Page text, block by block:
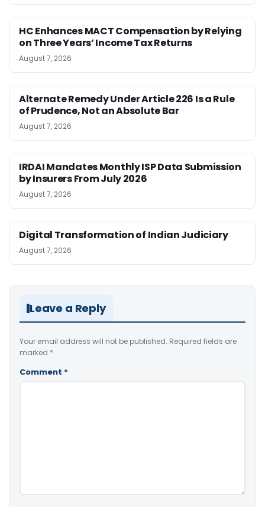
HC Enhances MACT Compensation by Relying
on Three Years’ Income Tax Returns
August 7, 2026
Alternate Remedy Under Article 226 Is a Rule
of Prudence, Not an Absolute Bar
August 7, 2026
IRDAI Mandates Monthly ISP Data Submission
by Insurers From July 2026
August 7, 2026
Digital Transformation of Indian Judiciary
August 7, 2026
Leave a Reply
Your email address will not be published. Required fields are
marked *
Comment *